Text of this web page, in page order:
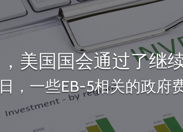
美国国会通过了继
，一些EB-5相关的政府